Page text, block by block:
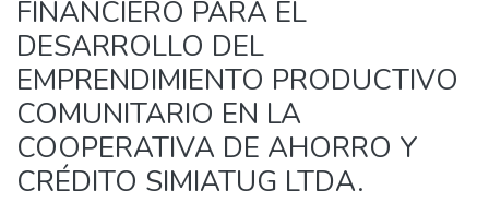
FINANCIERO PARA EL
DESARROLLO DEL
EMPRENDIMIENTO PRODUCTIVO
COMUNITARIO EN LA
COOPERATIVA DE AHORRO Y
CRÉDITO SIMIATUG LTDA.